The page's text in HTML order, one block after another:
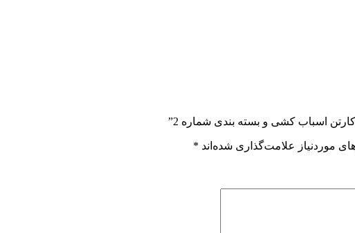
اسباب کشی و بسته بندی شماره 2”
موردنیاز علامت‌گذاری شده‌اند *